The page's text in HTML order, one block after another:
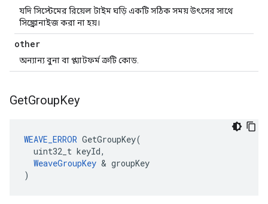
যদি সিস্টেমের রিয়েল টাইম ঘড়ি একটি সঠিক সময় উৎসের সাথে
সিঙ্ক্রোনাইজ করা না হয়।
other
অন্যান্য বুনা বা প্ল্যাটফর্ম ত্রুটি কোড.
GetGroupKey
WEAVE_ERROR GetGroupKey(
  uint32_t keyId,
WeaveGroupKey & groupKey
)